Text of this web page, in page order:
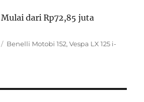
Mulai dari Rp72,85 juta
T
Benelli Motobi 152,Vespa LX 125 i-